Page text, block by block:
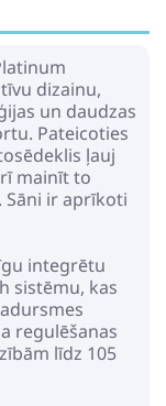
15-50
9-
dizainu,
un daudzas
Pateicoties
ļauj
mainīt to
ir aprīkoti
integrētu
sistēmu, kas
regulēšanas
līdz 105